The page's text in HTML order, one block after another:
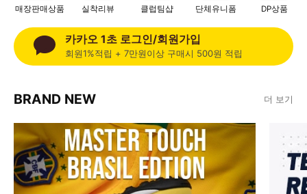
매장판매상품 실착리뷰 클럽팀샵 단체유니폼 DP상품
카카오 1초 로그인/회원가입
회원1%적립 + 7만원이상 구매시 500원 적립
BRAND NEW 더 보기